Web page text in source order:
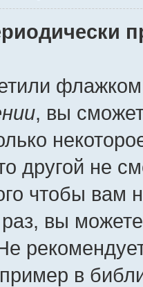
, вы
другой не
чтобы вам
вы
в